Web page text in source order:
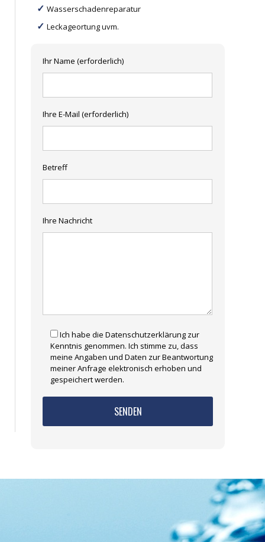
Wasserschadenreparatur
Leckageortung uvm.
Ihr Name (erforderlich)
Ihre E-Mail (erforderlich)
Betreff
Ihre Nachricht
Ich habe die Datenschutzerklärung zur
Kenntnis genommen. Ich stimme zu, dass
meine Angaben und Daten zur Beantwortung
meiner Anfrage elektronisch erhoben und
gespeichert werden.